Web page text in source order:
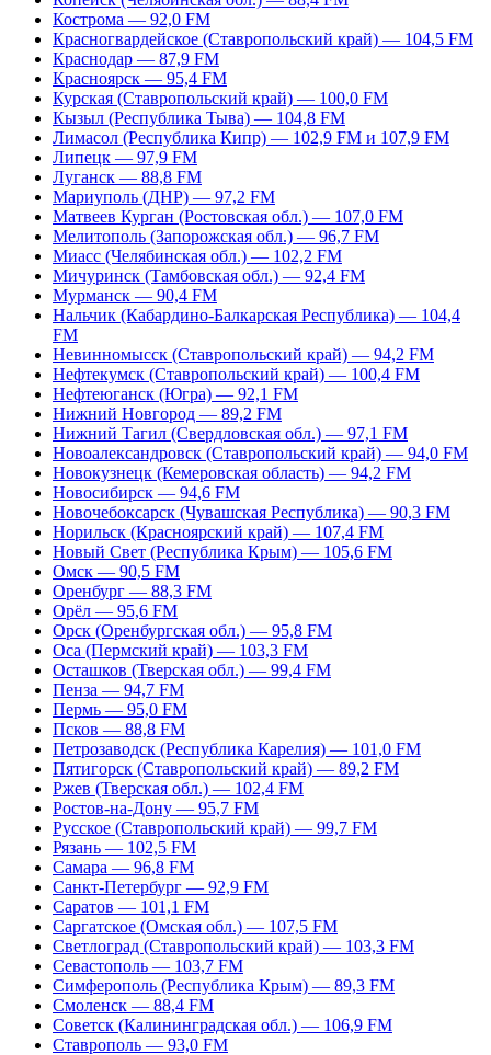
Кострома — 92,0 FM
Красногвардейское (Ставропольский край) — 104,5 FM
Краснодар — 87,9 FM
Красноярск — 95,4 FM
Курская (Ставропольский край) — 100,0 FM
Кызыл (Республика Тыва) — 104,8 FM
Лимасол (Республика Кипр) — 102,9 FM и 107,9 FM
Липецк — 97,9 FM
Луганск — 88,8 FM
Мариуполь (ДНР) — 97,2 FM
Матвеев Курган (Ростовская обл.) — 107,0 FM
Мелитополь (Запорожская обл.) — 96,7 FM
Миасс (Челябинская обл.) — 102,2 FM
Мичуринск (Тамбовская обл.) — 92,4 FM
Мурманск — 90,4 FM
Нальчик (Кабардино-Балкарская Республика) — 104,4
FM
Невинномысск (Ставропольский край) — 94,2 FM
Нефтекумск (Ставропольский край) — 100,4 FM
Нефтеюганск (Югра) — 92,1 FM
Нижний Новгород — 89,2 FM
Нижний Тагил (Свердловская обл.) — 97,1 FM
Новоалександровск (Ставропольский край) — 94,0 FM
Новокузнецк (Кемеровская область) — 94,2 FM
Новосибирск — 94,6 FM
Новочебоксарск (Чувашская Республика) — 90,3 FM
Норильск (Красноярский край) — 107,4 FM
Новый Свет (Республика Крым) — 105,6 FM
Омск — 90,5 FM
Оренбург — 88,3 FM
Орёл — 95,6 FM
Орск (Оренбургская обл.) — 95,8 FM
Оса (Пермский край) — 103,3 FM
Осташков (Тверская обл.) — 99,4 FM
Пенза — 94,7 FM
Пермь — 95,0 FM
Псков — 88,8 FM
Петрозаводск (Республика Карелия) — 101,0 FM
Пятигорск (Ставропольский край) — 89,2 FM
Ржев (Тверская обл.) — 102,4 FM
Ростов-на-Дону — 95,7 FM
Русское (Ставропольский край) — 99,7 FM
Рязань — 102,5 FM
Самара — 96,8 FM
Санкт-Петербург — 92,9 FM
Саратов — 101,1 FM
Саргатское (Омская обл.) — 107,5 FM
Светлоград (Ставропольский край) — 103,3 FM
Севастополь — 103,7 FM
Симферополь (Республика Крым) — 89,3 FM
Смоленск — 88,4 FM
Советск (Калининградская обл.) — 106,9 FM
Ставрополь — 93,0 FM